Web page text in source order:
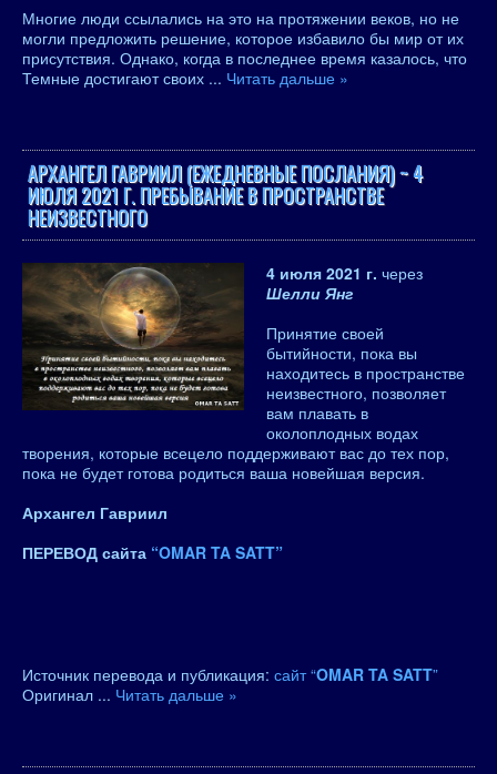
Многие люди ссылались на это на протяжении веков, но не
могли предложить решение, которое избавило бы мир от их
присутствия. Однако, когда в последнее время казалось, что
Темные достигают своих ... Читать дальше »
АРХАНГЕЛ ГАВРИИЛ (ЕЖЕДНЕВНЫЕ ПОСЛАНИЯ) ~ 4
ИЮЛЯ 2021 Г. ПРЕБЫВАНИЕ В ПРОСТРАНСТВЕ
НЕИЗВЕСТНОГО
4 июля 2021 г. через
Шелли Янг
Принятие своей
бытийности, пока вы
находитесь в пространстве
неизвестного, позволяет
вам плавать в
околоплодных водах
творения, которые всецело поддерживают вас до тех пор,
пока не будет готова родиться ваша новейшая версия.
Архангел Гавриил
ПЕРЕВОД сайта “OMAR TA SATT”
Источник перевода и публикация: сайт “OMAR TA SATT”
Оригинал ... Читать дальше »